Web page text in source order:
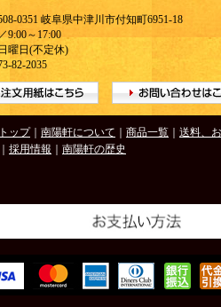
0351 岐阜県中津川市付知町6951-18
9:00～17:00
曜日(不定休)
82-2035
ップ 南陽軒について 商品一覧
送料、
採用情報 南陽軒の歴史